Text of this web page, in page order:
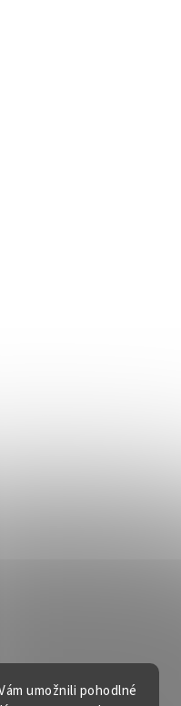
umožnili pohodlné